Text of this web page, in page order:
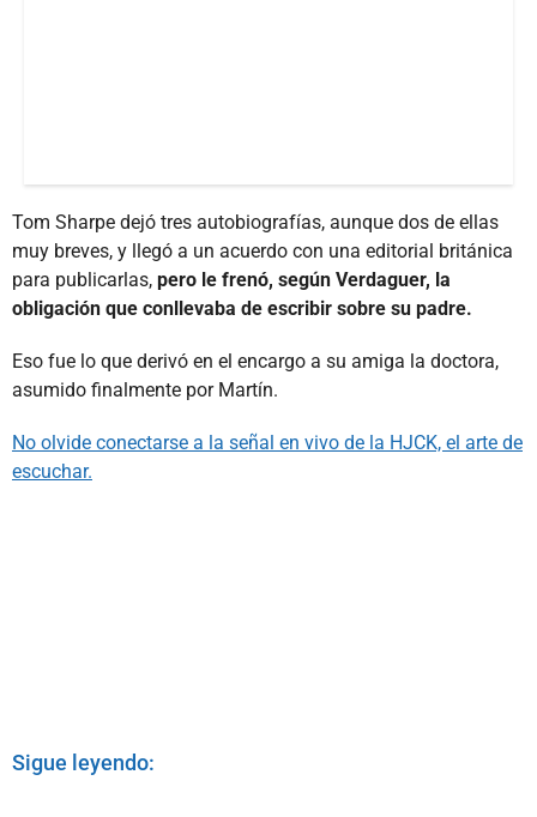
Tom Sharpe dejó tres autobiografías, aunque dos de ellas
muy breves, y llegó a un acuerdo con una editorial británica
para publicarlas, pero le frenó, según Verdaguer, la
obligación que conllevaba de escribir sobre su padre.
Eso fue lo que derivó en el encargo a su amiga la doctora,
asumido finalmente por Martín.
No olvide conectarse a la señal en vivo de la HJCK, el arte de
escuchar.
Sigue leyendo: